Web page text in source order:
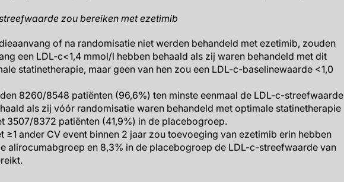
zou bereiken met ezetimib
of na randomisatie niet werden behandeld met ezetimib, zouden
een LDL-c<1,4 mmol/l hebben behaald als zij waren behandeld met dit
statinetherapie, maar geen van hen zou een LDL-c-baselinewaarde <1,0
8260/8548 patiënten (96,6%) ten minste eenmaal de LDL-c-streefwaarde
als zij vóór randomisatie waren behandeld met optimale statinetherapie
3507/8372 patiënten (41,9%) in de placebogroep.
≥1 ander CV event binnen 2 jaar zou toevoeging van ezetimib erin hebben
alirocumabgroep en 8,3% in de placebogroep de LDL-c-streefwaarde van